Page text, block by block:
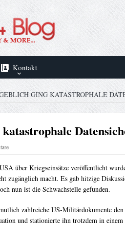
Kontakt
GING KATASTROPHALE
über Kriegseinsätze veröffentlicht
macht. Es gab hitzige
nun ist die Schwachstelle gefunden.
zahlreiche US-Militärdokumente
und stationierte ihn trotzdem in